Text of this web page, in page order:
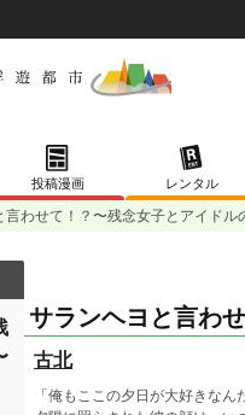
投稿漫画 レンタル
言わせて！？〜残念女子とアイドル
サランヘヨと言わ
古北
「俺もここの夕日が大好きなん